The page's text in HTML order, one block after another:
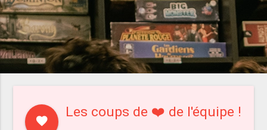
favorite
Les coups de ❤️ de l'équipe !